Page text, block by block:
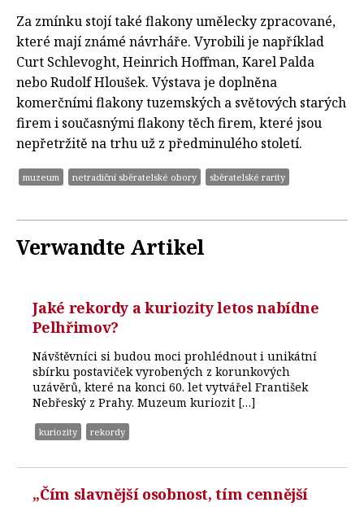
Za zmínku stojí také flakony umělecky zpracované,
které mají známé návrháře. Vyrobili je například
Curt Schlevoght, Heinrich Hoffman, Karel Palda
nebo Rudolf Hloušek. Výstava je doplněna
komerčními flakony tuzemských a světových starých
firem i současnými flakony těch firem, které jsou
nepřetržitě na trhu už z předminulého století.
muzeum netradiční sběratelské obory sběratelské rarity
Verwandte Artikel
Jaké rekordy a kuriozity letos nabídne
Pelhřimov?
Návštěvníci si budou moci prohlédnout i unikátní
sbírku postaviček vyrobených z korunkových
uzávěrů, které na konci 60. let vytvářel František
Nebřeský z Prahy. Muzeum kuriozit […]
kuriozity rekordy
„Čím slavnější osobnost, tím cennější